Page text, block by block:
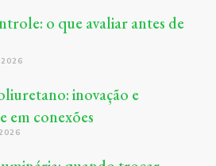
o que avaliar antes de
inovação e
em conexões